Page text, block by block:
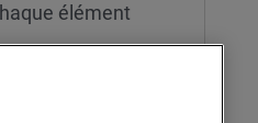
élément
marketing : ils